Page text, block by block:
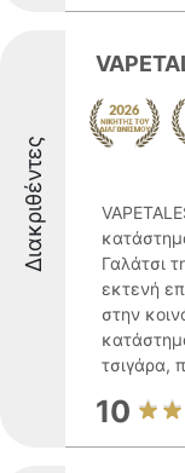
Διακριθέντες
Γαλάτσι
εκτενή
στην
τσιγάρα,
10